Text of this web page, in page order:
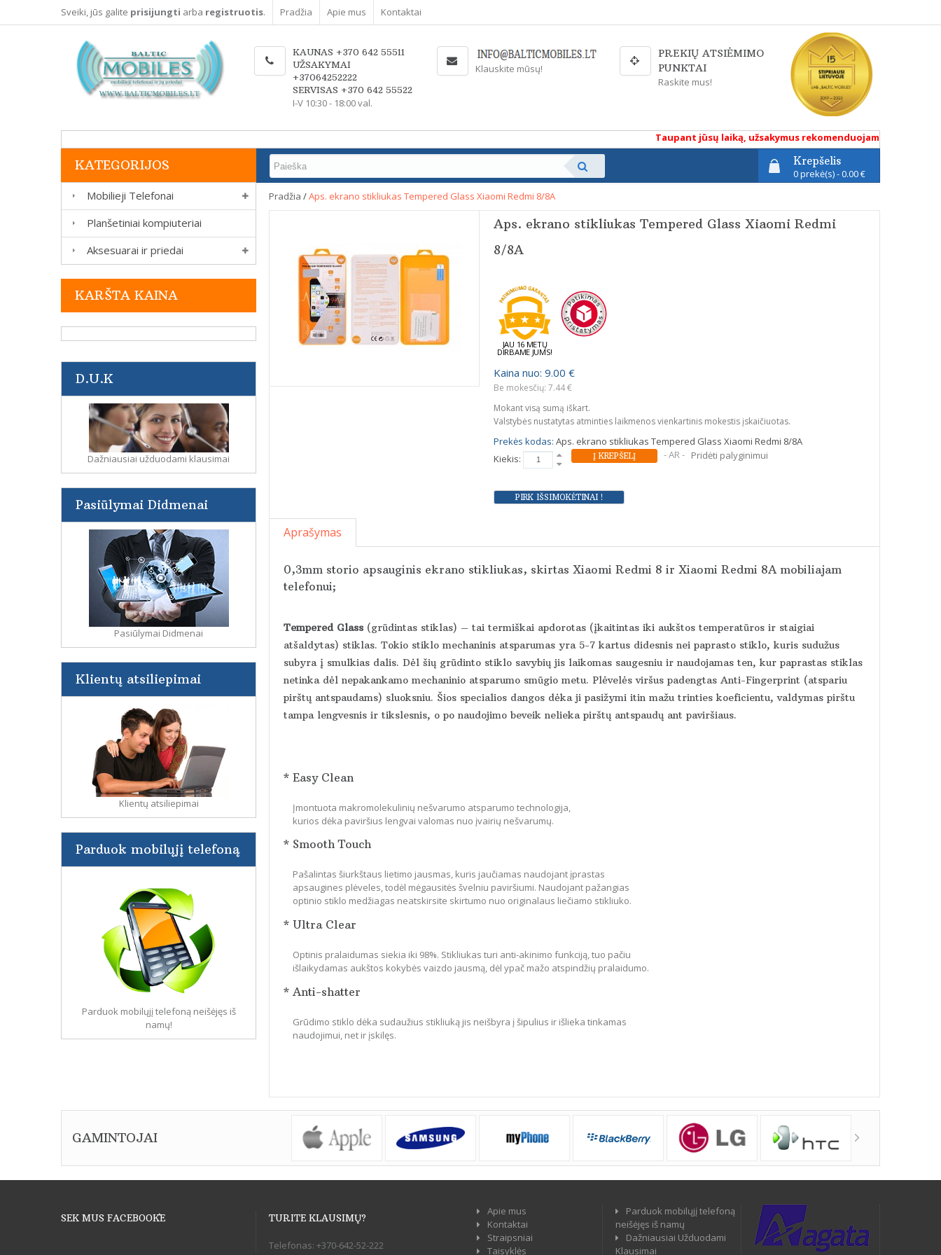
Sveiki, jūs galite prisijungti arba registruotis. Pradžia Apie mus Kontaktai
KAUNAS +370 642 55511
UŽSAKYMAI
+37064252222
SERVISAS +370 642 55522
I-V 10:30 - 18:00 val.
Klauskite mūsų!
PREKIŲ ATSIĖMIMO
PUNKTAI
Raskite mus!
Taupant jūsų laiką, užsakymus rekomenduojame atlikti
Krepšelis
0 prekė(s) - 0.00 €
KATEGORIJOS
Mobilieji Telefonai
Planšetiniai kompiuteriai
Aksesuarai ir priedai
KARŠTA KAINA
D.U.K
Dažniausiai užduodami klausimai
Pasiūlymai Didmenai
Pasiūlymai Didmenai
Klientų atsiliepimai
Klientų atsiliepimai
Parduok mobilųjį telefoną
Parduok mobilųjį telefoną neišėjęs iš
namų!
Pradžia /Aps. ekrano stikliukas Tempered Glass Xiaomi Redmi 8/8A
Aps. ekrano stikliukas Tempered Glass Xiaomi Redmi
8/8A
JAU 16 METŲ
DIRBAME JUMS!
Kaina nuo: 9.00 €
Be mokesčių: 7.44 €
Mokant visą sumą iškart.
Valstybės nustatytas atminties laikmenos vienkartinis mokestis įskaičiuotas.
Prekės kodas: Aps. ekrano stikliukas Tempered Glass Xiaomi Redmi 8/8A
Kiekis:
- AR - Pridėti palyginimui
Aprašymas
0,3mm storio apsauginis ekrano stikliukas, skirtas Xiaomi Redmi 8 ir Xiaomi Redmi 8A mobiliajam
telefonui;
Tempered Glass (grūdintas stiklas) – tai termiškai apdorotas (įkaitintas iki aukštos temperatūros ir staigiai
atšaldytas) stiklas. Tokio stiklo mechaninis atsparumas yra 5-7 kartus didesnis nei paprasto stiklo, kuris sudužus
subyra į smulkias dalis. Dėl šių grūdinto stiklo savybių jis laikomas saugesniu ir naudojamas ten, kur paprastas stiklas
netinka dėl nepakankamo mechaninio atsparumo smūgio metu. Plėvelės viršus padengtas Anti-Fingerprint (atspariu
pirštų antspaudams) sluoksniu. Šios specialios dangos dėka ji pasižymi itin mažu trinties koeficientu, valdymas pirštu
tampa lengvesnis ir tikslesnis, o po naudojimo beveik nelieka pirštų antspaudų ant paviršiaus.
* Easy Clean
Įmontuota makromolekulinių nešvarumo atsparumo technologija,
kurios dėka paviršius lengvai valomas nuo įvairių nešvarumų.
* Smooth Touch
Pašalintas šiurkštaus lietimo jausmas, kuris jaučiamas naudojant įprastas
apsaugines plėveles, todėl mėgausitės švelniu paviršiumi. Naudojant pažangias
optinio stiklo medžiagas neatskirsite skirtumo nuo originalaus liečiamo stikliuko.
* Ultra Clear
Optinis pralaidumas siekia iki 98%. Stikliukas turi anti-akinimo funkciją, tuo pačiu
išlaikydamas aukštos kokybės vaizdo jausmą, dėl ypač mažo atspindžių pralaidumo.
* Anti-shatter
Grūdimo stiklo dėka sudaužius stikliuką jis neišbyra į šipulius ir išlieka tinkamas
naudojimui, net ir įskilęs.
GAMINTOJAI
SEK MUS FACEBOOK`E TURITE KLAUSIMŲ?
Telefonas: +370-642-52-222
Apie mus
Kontaktai
Straipsniai
Taisyklės
Parduok mobilųjį telefoną
neišėjęs iš namų
Dažniausiai Užduodami
Klausimai